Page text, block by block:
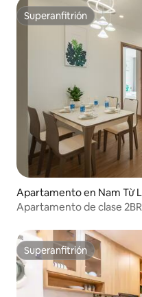
Superanfitrión
Superanfitrión
Apartamento en Nam Từ
Apartamento de clase
Superanfitrión
Superanfitrión